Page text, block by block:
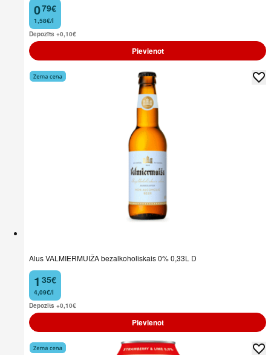
0
. 79€
1,58€/l
Depozīts +0,10€
Pievienot
Alus VALMIERMUIŽA bezalkoholiskais 0% 0,33L D
1
. 35€
4,09€/l
Depozīts +0,10€
Pievienot